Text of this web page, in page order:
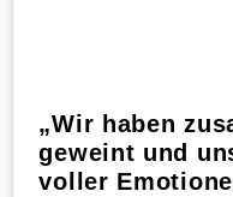
„Wir haben
geweint und
voller